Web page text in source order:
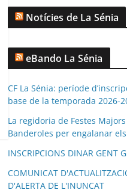
Notícies de La Sénia
eBando La Sénia
CF La Sénia: període
base de la temporada 2026-
La regidoria de Festes
Banderoles per engalanar
INSCRIPCIONS DINAR GENT
COMUNICAT
D'ALERTA DE L'INUNCAT